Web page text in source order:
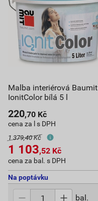
Malba interiérová Baumit
IonitColor bílá 5 l
220,70 Kč
cena za l s DPH
1 379,40 Kč
1 103,52 Kč
cena za bal. s DPH
Na poptávku
bal.